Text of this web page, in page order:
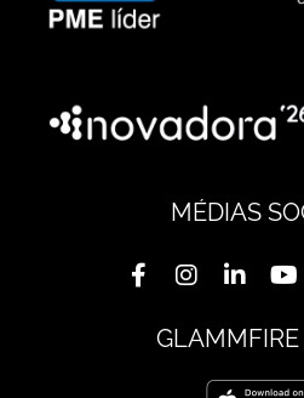
MÉDIAS
GLAMMFIRE